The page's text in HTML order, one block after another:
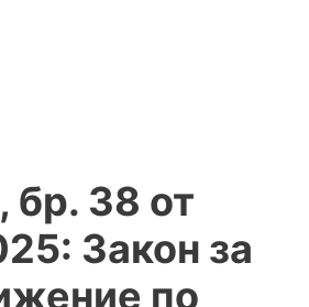
бр. 38 от
Закон за
по